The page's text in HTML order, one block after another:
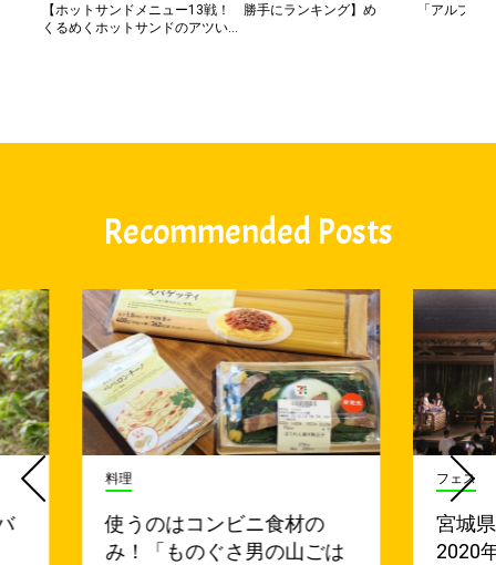
【ホットサンドメニュー13戦！ 勝手にランキング】め
くるめくホットサンドのアツい...
「アルプス
Recommended Posts
料理
使うのはコンビニ食材の
み！「ものぐさ男の山ごは
フェス
宮城
2020